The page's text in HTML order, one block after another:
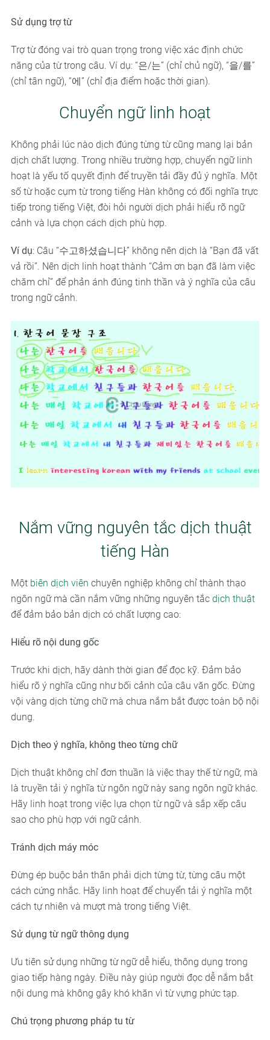
Sử dụng trợ từ
Trợ từ đóng vai trò quan trọng trong việc xác định chức
năng của từ trong câu. Ví dụ: “은/는” (chỉ chủ ngữ), “을/를”
(chỉ tân ngữ), “에” (chỉ địa điểm hoặc thời gian).
Chuyển ngữ linh hoạt
Không phải lúc nào dịch đúng từng từ cũng mang lại bản
dịch chất lượng. Trong nhiều trường hợp, chuyển ngữ linh
hoạt là yếu tố quyết định để truyền tải đầy đủ ý nghĩa. Một
số từ hoặc cụm từ trong tiếng Hàn không có đối nghĩa trực
tiếp trong tiếng Việt, đòi hỏi người dịch phải hiểu rõ ngữ
cảnh và lựa chọn cách dịch phù hợp.
Ví dụ: Câu “수고하셨습니다” không nên dịch là “Bạn đã vất
vả rồi”. Nên dịch linh hoạt thành “Cảm ơn bạn đã làm việc
chăm chỉ” để phản ánh đúng tinh thần và ý nghĩa của câu
trong ngữ cảnh.
Nắm vững nguyên tắc dịch thuật
tiếng Hàn
Một biên dịch viên chuyên nghiệp không chỉ thành thạo
ngôn ngữ mà cần nắm vững những nguyên tắc dịch thuật
để đảm bảo bản dịch có chất lượng cao:
Hiểu rõ nội dung gốc
Trước khi dịch, hãy dành thời gian để đọc kỹ. Đảm bảo
hiểu rõ ý nghĩa cũng như bối cảnh của câu văn gốc. Đừng
vội vàng dịch từng chữ mà chưa nắm bắt được toàn bộ nội
dung.
Dịch theo ý nghĩa, không theo từng chữ
Dịch thuật không chỉ đơn thuần là việc thay thế từ ngữ, mà
là truyền tải ý nghĩa từ ngôn ngữ này sang ngôn ngữ khác.
Hãy linh hoạt trong việc lựa chọn từ ngữ và sắp xếp câu
sao cho phù hợp với ngữ cảnh.
Tránh dịch máy móc
Đừng ép buộc bản thân phải dịch từng từ, từng câu một
cách cứng nhắc. Hãy linh hoạt để chuyển tải ý nghĩa một
cách tự nhiên và mượt mà trong tiếng Việt.
Sử dụng từ ngữ thông dụng
Ưu tiên sử dụng những từ ngữ dễ hiểu, thông dụng trong
giao tiếp hàng ngày. Điều này giúp người đọc dễ nắm bắt
nội dung mà không gây khó khăn vì từ vựng phức tạp.
Chú trọng phương pháp tu từ